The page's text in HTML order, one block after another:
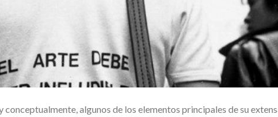
conceptualmente, algunos de los elementos principales de su